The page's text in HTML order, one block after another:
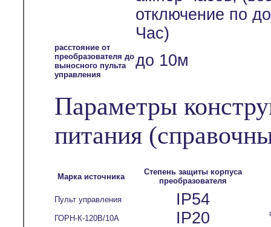
отключение по
Час)
расстояние от
преобразователя до
выносного пульта
управления
до 10м
Параметры
питания
Марка источника
Степень защиты корпуса
преобразователя
Пульт управления IP54
ГОРН-К-120В/10А IP20